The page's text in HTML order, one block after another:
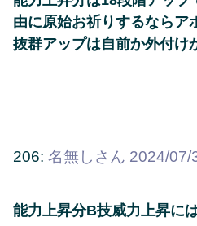
由に原始お祈りするならア
抜群アップは自前か外付け
206: 名無しさん 2024/07/
能力上昇分B技威力上昇に